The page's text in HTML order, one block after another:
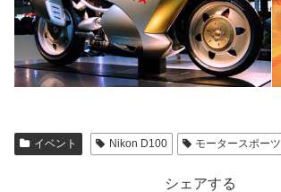
イベント Nikon D100 モータースポーツ
シェアする